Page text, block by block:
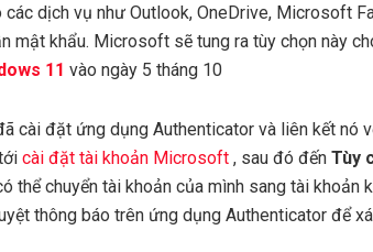
các dịch vụ như Outlook, OneDrive, Microsoft
mật khẩu. Microsoft sẽ tung ra tùy chọn này
11 vào ngày 5 tháng 10
cài đặt ứng dụng Authenticator và liên kết nó
cài đặt tài khoản Microsoft , sau đó đến Tùy
thể chuyển tài khoản của mình sang tài khoản
thông báo trên ứng dụng Authenticator để